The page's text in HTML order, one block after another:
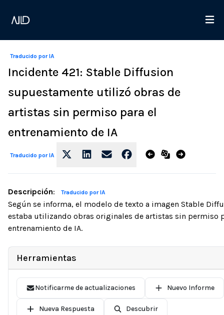
Traducido por IA
Incidente 421: Stable Diffusion
supuestamente utilizó obras de
artistas sin permiso para el
entrenamiento de IA
Traducido por IA
Descripción: Traducido por IA
Según se informa, el modelo de texto a imagen Stable
estaba utilizando obras originales de artistas sin permiso
entrenamiento de IA.
Herramientas
Notificarme de actualizaciones Nuevo Informe
Nueva Respuesta Descubrir